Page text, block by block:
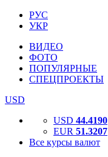
РУС
УКР
ВИДЕО
ФОТО
ПОПУЛЯРНЫЕ
СПЕЦПРОЕКТЫ
USD
USD 44.4190
EUR 51.3207
Все курсы валют